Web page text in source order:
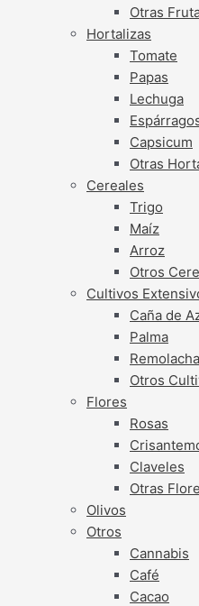
Otras
Hortalizas
Tomate
Papas
Lechuga
Capsicum
Otras
Cereales
Trigo
Maíz
Arroz
Otros
Cultivos
Caña de
Palma
Remolacha
Otros
Flores
Rosas
Claveles
Otras
Olivos
Otros
Cannabis
Café
Cacao